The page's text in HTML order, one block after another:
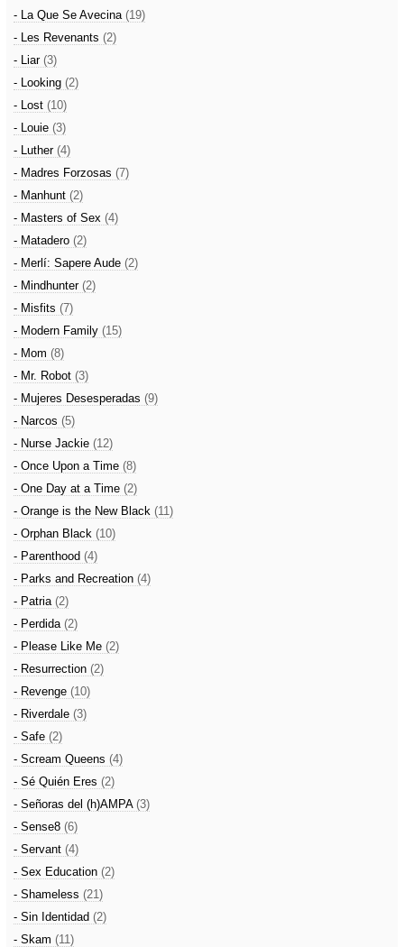
- La Que Se Avecina (19)
- Les Revenants (2)
- Liar (3)
- Looking (2)
- Lost (10)
- Louie (3)
- Luther (4)
- Madres Forzosas (7)
- Manhunt (2)
- Masters of Sex (4)
- Matadero (2)
- Merlí: Sapere Aude (2)
- Mindhunter (2)
- Misfits (7)
- Modern Family (15)
- Mom (8)
- Mr. Robot (3)
- Mujeres Desesperadas (9)
- Narcos (5)
- Nurse Jackie (12)
- Once Upon a Time (8)
- One Day at a Time (2)
- Orange is the New Black (11)
- Orphan Black (10)
- Parenthood (4)
- Parks and Recreation (4)
- Patria (2)
- Perdida (2)
- Please Like Me (2)
- Resurrection (2)
- Revenge (10)
- Riverdale (3)
- Safe (2)
- Scream Queens (4)
- Sé Quién Eres (2)
- Señoras del (h)AMPA (3)
- Sense8 (6)
- Servant (4)
- Sex Education (2)
- Shameless (21)
- Sin Identidad (2)
- Skam (11)